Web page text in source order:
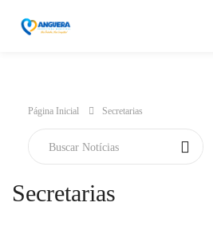
Página Inicial Secretarias
Secretarias